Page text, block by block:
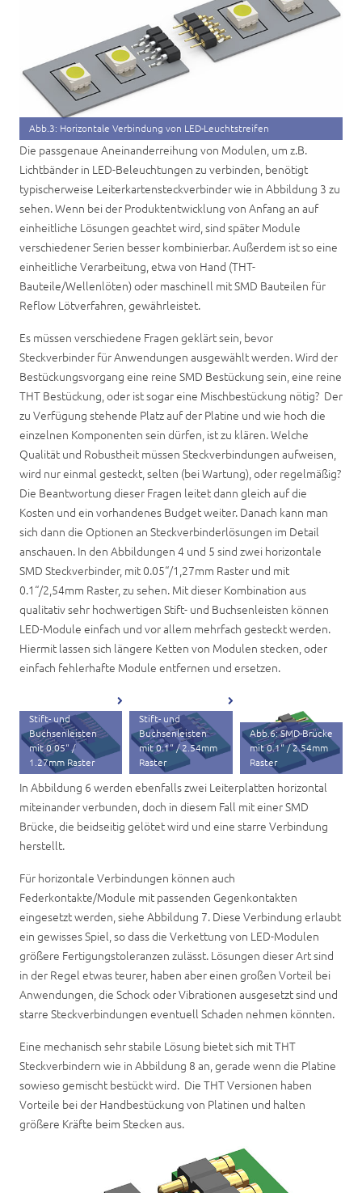
Abb.3: Horizontale Verbindung von LED-Leuchtstreifen
Die passgenaue Aneinanderreihung von Modulen, um z.B.
Lichtbänder in LED-Beleuchtungen zu verbinden, benötigt
typischerweise Leiterkartensteckverbinder wie in Abbildung 3 zu
sehen. Wenn bei der Produktentwicklung von Anfang an auf
einheitliche Lösungen geachtet wird, sind später Module
verschiedener Serien besser kombinierbar. Außerdem ist so eine
einheitliche Verarbeitung, etwa von Hand (THT-
Bauteile/Wellenlöten) oder maschinell mit SMD Bauteilen für
Reflow Lötverfahren, gewährleistet.
Es müssen verschiedene Fragen geklärt sein, bevor
Steckverbinder für Anwendungen ausgewählt werden. Wird der
Bestückungsvorgang eine reine SMD Bestückung sein, eine reine
THT Bestückung, oder ist sogar eine Mischbestückung nötig? Der
zu Verfügung stehende Platz auf der Platine und wie hoch die
einzelnen Komponenten sein dürfen, ist zu klären. Welche
Qualität und Robustheit müssen Steckverbindungen aufweisen,
wird nur einmal gesteckt, selten (bei Wartung), oder regelmäßig?
Die Beantwortung dieser Fragen leitet dann gleich auf die
Kosten und ein vorhandenes Budget weiter. Danach kann man
sich dann die Optionen an Steckverbinderlösungen im Detail
anschauen. In den Abbildungen 4 und 5 sind zwei horizontale
SMD Steckverbinder, mit 0.05“/1,27mm Raster und mit
0.1“/2,54mm Raster, zu sehen. Mit dieser Kombination aus
qualitativ sehr hochwertigen Stift- und Buchsenleisten können
LED-Module einfach und vor allem mehrfach gesteckt werden.
Hiermit lassen sich längere Ketten von Modulen stecken, oder
einfach fehlerhafte Module entfernen und ersetzen.
Stift- und
Buchsenleisten
mit 0.05“ /
1.27mm Raster
Stift- und
Buchsenleisten
mit 0.1“ / 2.54mm
Raster
Abb.6: SMD-Brücke
mit 0.1“ / 2.54mm
Raster
In Abbildung 6 werden ebenfalls zwei Leiterplatten horizontal
miteinander verbunden, doch in diesem Fall mit einer SMD
Brücke, die beidseitig gelötet wird und eine starre Verbindung
herstellt.
Für horizontale Verbindungen können auch
Federkontakte/Module mit passenden Gegenkontakten
eingesetzt werden, siehe Abbildung 7. Diese Verbindung erlaubt
ein gewisses Spiel, so dass die Verkettung von LED-Modulen
größere Fertigungstoleranzen zulässt. Lösungen dieser Art sind
in der Regel etwas teurer, haben aber einen großen Vorteil bei
Anwendungen, die Schock oder Vibrationen ausgesetzt sind und
starre Steckverbindungen eventuell Schaden nehmen könnten.
Eine mechanisch sehr stabile Lösung bietet sich mit THT
Steckverbindern wie in Abbildung 8 an, gerade wenn die Platine
sowieso gemischt bestückt wird. Die THT Versionen haben
Vorteile bei der Handbestückung von Platinen und halten
größere Kräfte beim Stecken aus.